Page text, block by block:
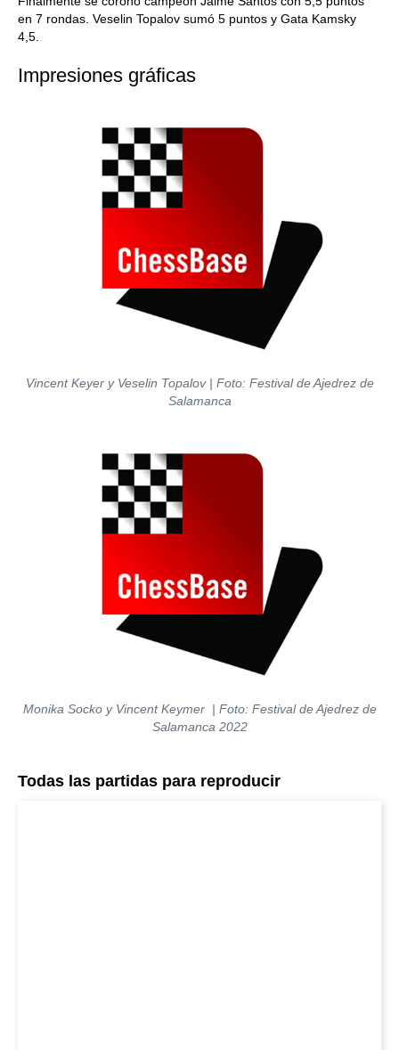
en 7 rondas. Veselin Topalov sumó 5 puntos y Gata Kamsky
4,5.
Impresiones gráficas
Vincent Keyer y Veselin Topalov | Foto: Festival de Ajedrez de
Salamanca
Monika Socko y Vincent Keymer | Foto: Festival de Ajedrez de
Salamanca 2022
Todas las partidas para reproducir